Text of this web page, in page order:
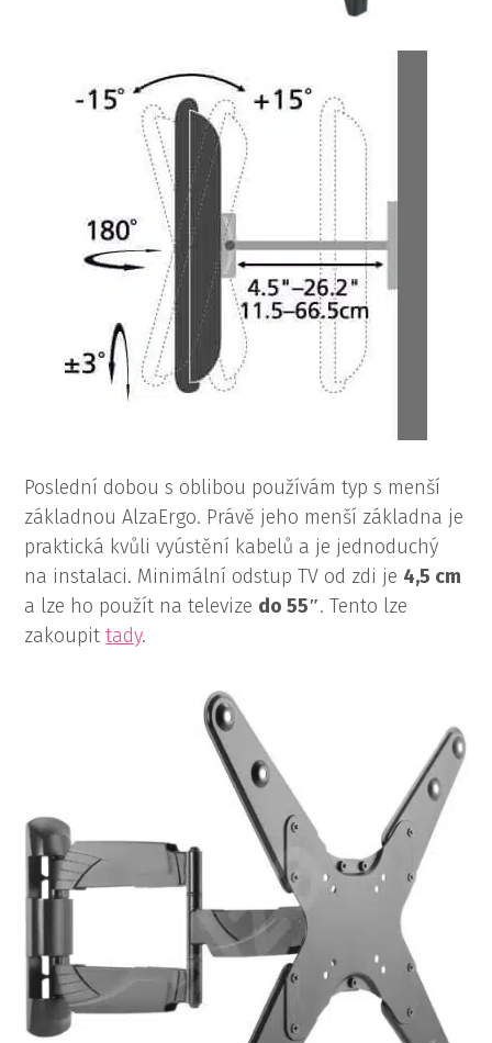
Poslední dobou s oblibou používám typ s menší
základnou AlzaErgo. Právě jeho menší základna je
praktická kvůli vyústění kabelů a je jednoduchý
na instalaci. Minimální odstup TV od zdi je 4,5 cm
a lze ho použít na televize do 55″. Tento lze
zakoupittady.